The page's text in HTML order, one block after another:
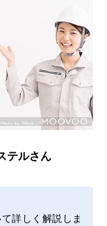
テルさん
詳しく解説しま